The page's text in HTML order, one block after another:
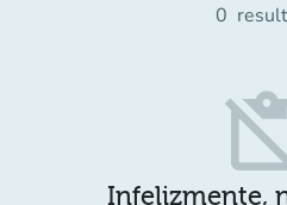
0
Infelizmente,